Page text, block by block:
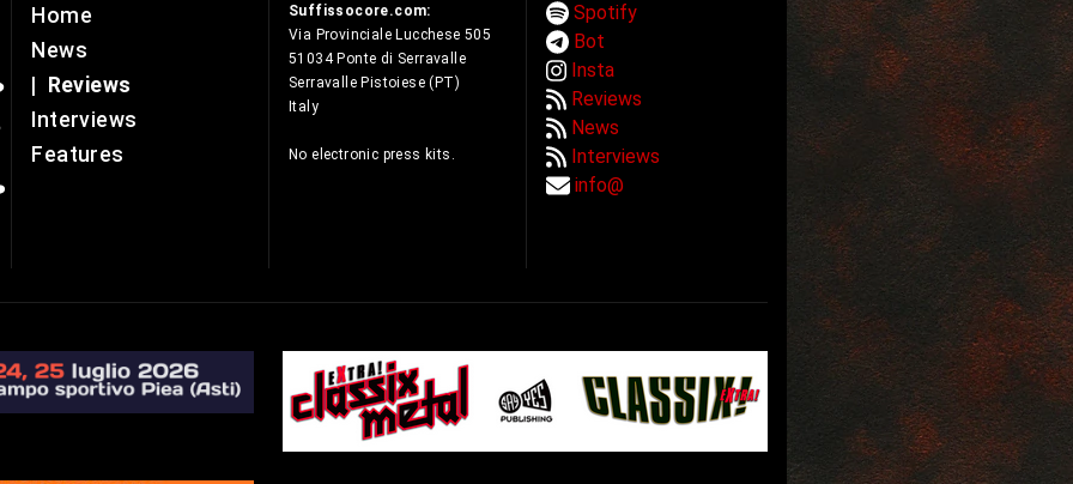
Home
News
Reviews
Interviews
Features
Suffissocore.com:
Via Provinciale Lucchese 505
51034 Ponte di Serravalle
Serravalle Pistoiese (PT)
Italy
No electronic press kits.
Spotify
Bot
Insta
Reviews
News
Interviews
info@